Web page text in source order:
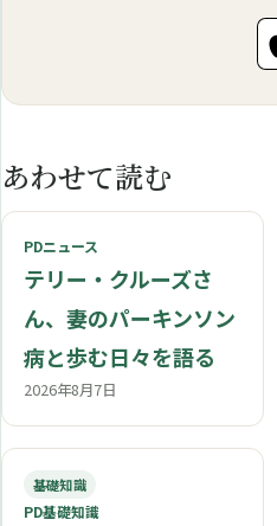
あわせて読む
PDニュース
テリー・クルーズさ
ん、妻のパーキンソン
病と歩む日々を語る
2026年8月7日
基礎知識
PD基礎知識